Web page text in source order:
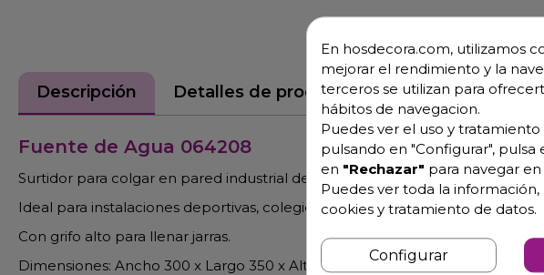
Descripción Detalles de producto
Fuente de Agua 064208
Surtidor para colgar en pared industrial de agua en acero con forma
Ideal para instalaciones deportivas, colegios, gimnasios y centros comerciales.
Con grifo alto para llenar jarras.
Dimensiones: Ancho 300 x Largo 350 x Alto 200
En hosdecora.com, utilizamos
mejorar el rendimiento y la
terceros se utilizan para
hábitos de navegacion.
Puedes ver el uso y
pulsando en "Configurar", pulsa
en "Rechazar" para navegar
Puedes ver toda la
cookies y tratamiento de datos.
Configurar